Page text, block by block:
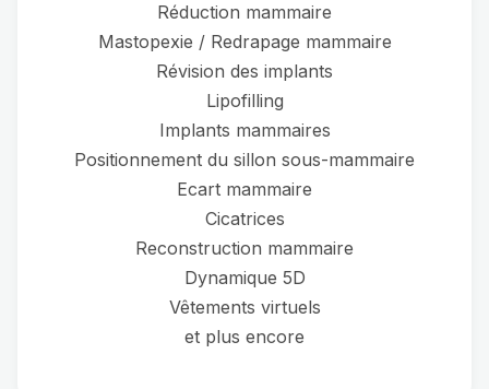
Réduction mammaire
Mastopexie / Redrapage mammaire
Révision des implants
Lipofilling
Implants mammaires
Positionnement du sillon sous-mammaire
Ecart mammaire
Cicatrices
Reconstruction mammaire
Dynamique 5D
Vêtements virtuels
et plus encore